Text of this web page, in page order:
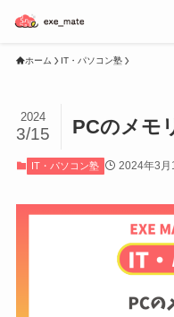
ホーム IT・パソコン塾
PCのメモ
2024
3/15
IT・パソコン塾 2024年3月